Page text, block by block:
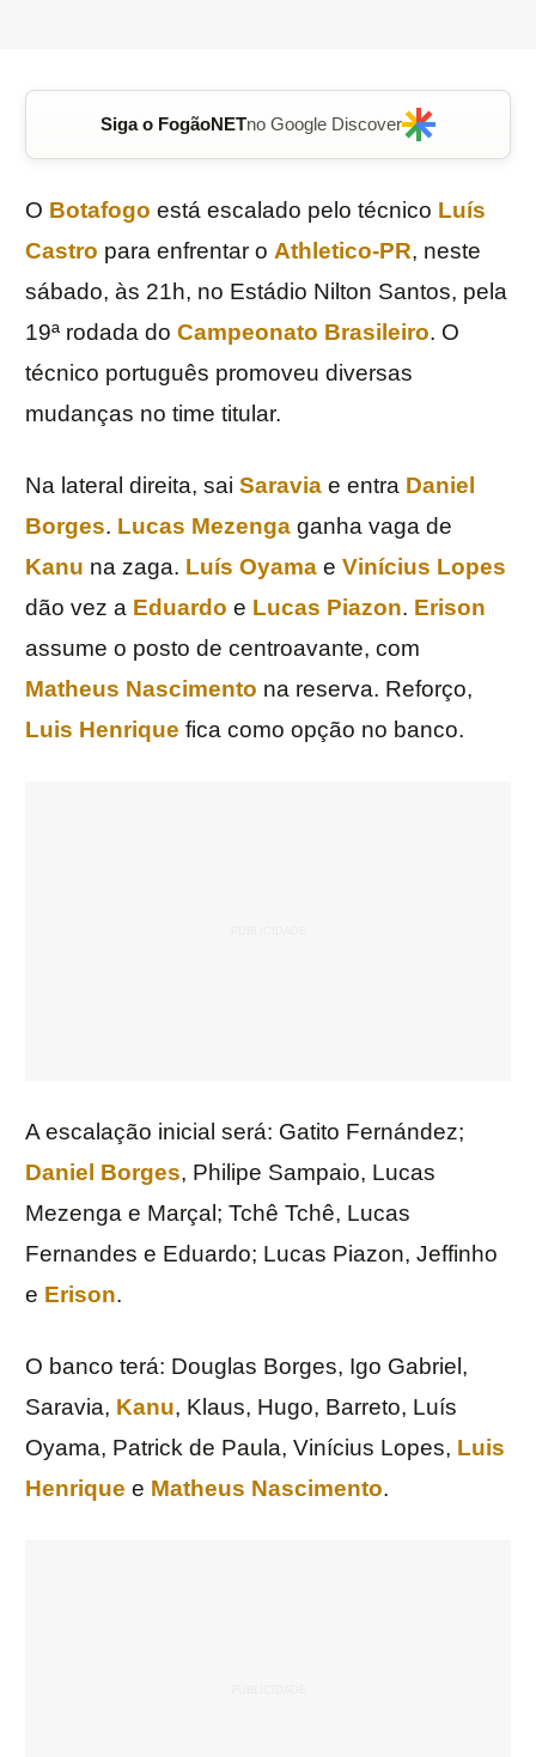
Siga o FogãoNETno Google Discover
O Botafogo está escalado pelo técnico Luís
Castro para enfrentar o Athletico-PR, neste
sábado, às 21h, no Estádio Nilton Santos, pela
19ª rodada do Campeonato Brasileiro. O
técnico português promoveu diversas
mudanças no time titular.
Na lateral direita, sai Saravia e entra Daniel
Borges. Lucas Mezenga ganha vaga de
Kanu na zaga. Luís Oyama e Vinícius Lopes
dão vez a Eduardo e Lucas Piazon. Erison
assume o posto de centroavante, com
Matheus Nascimento na reserva. Reforço,
Luis Henrique fica como opção no banco.
A escalação inicial será: Gatito Fernández;
Daniel Borges, Philipe Sampaio, Lucas
Mezenga e Marçal; Tchê Tchê, Lucas
Fernandes e Eduardo; Lucas Piazon, Jeffinho
e Erison.
O banco terá: Douglas Borges, Igo Gabriel,
Saravia, Kanu, Klaus, Hugo, Barreto, Luís
Oyama, Patrick de Paula, Vinícius Lopes, Luis
Henrique e Matheus Nascimento.